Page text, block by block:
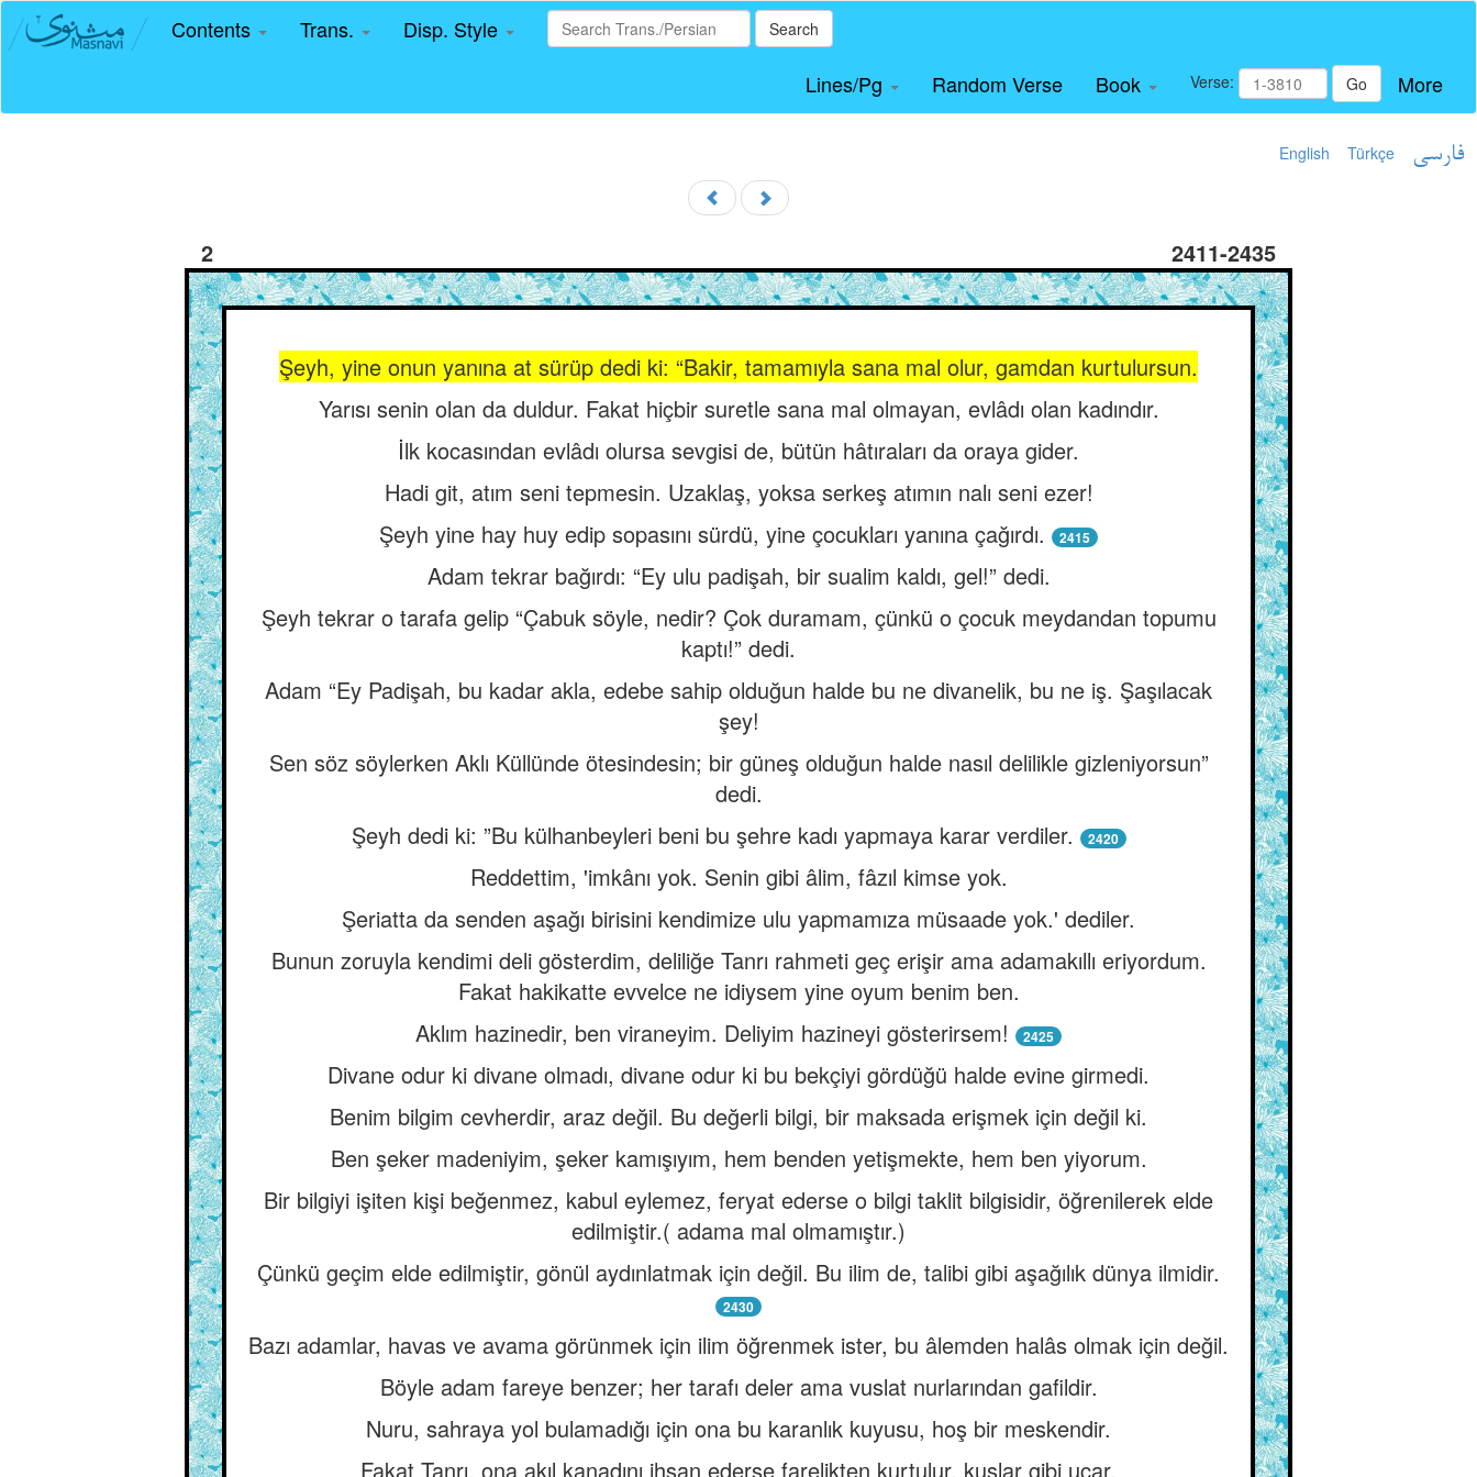
Contents Trans. Disp. Style Search
Lines/Pg Random Verse Book Verse: Go More
English Türkçe فارسی
2 2411-2435
Şeyh, yine onun yanına at sürüp dedi ki: “Bakir, tamamıyla sana mal olur, gamdan kurtulursun.
Yarısı senin olan da duldur. Fakat hiçbir suretle sana mal olmayan, evlâdı olan kadındır.
İlk kocasından evlâdı olursa sevgisi de, bütün hâtıraları da oraya gider.
Hadi git, atım seni tepmesin. Uzaklaş, yoksa serkeş atımın nalı seni ezer!
Şeyh yine hay huy edip sopasını sürdü, yine çocukları yanına çağırdı.
2415
Adam tekrar bağırdı: “Ey ulu padişah, bir sualim kaldı, gel!” dedi.
Şeyh tekrar o tarafa gelip “Çabuk söyle, nedir? Çok duramam, çünkü o çocuk meydandan topumu
kaptı!” dedi.
Adam “Ey Padişah, bu kadar akla, edebe sahip olduğun halde bu ne divanelik, bu ne iş. Şaşılacak
şey!
Sen söz söylerken Aklı Küllünde ötesindesin; bir güneş olduğun halde nasıl delilikle gizleniyorsun”
dedi.
Şeyh dedi ki: ”Bu külhanbeyleri beni bu şehre kadı yapmaya karar verdiler.
2420
Reddettim, 'imkânı yok. Senin gibi âlim, fâzıl kimse yok.
Şeriatta da senden aşağı birisini kendimize ulu yapmamıza müsaade yok.' dediler.
Bunun zoruyla kendimi deli gösterdim, deliliğe Tanrı rahmeti geç erişir ama adamakıllı eriyordum.
Fakat hakikatte evvelce ne idiysem yine oyum benim ben.
Aklım hazinedir, ben viraneyim. Deliyim hazineyi gösterirsem!
2425
Divane odur ki divane olmadı, divane odur ki bu bekçiyi gördüğü halde evine girmedi.
Benim bilgim cevherdir, araz değil. Bu değerli bilgi, bir maksada erişmek için değil ki.
Ben şeker madeniyim, şeker kamışıyım, hem benden yetişmekte, hem ben yiyorum.
Bir bilgiyi işiten kişi beğenmez, kabul eylemez, feryat ederse o bilgi taklit bilgisidir, öğrenilerek elde
edilmiştir.( adama mal olmamıştır.)
Çünkü geçim elde edilmiştir, gönül aydınlatmak için değil. Bu ilim de, talibi gibi aşağılık dünya ilmidir.
2430
Bazı adamlar, havas ve avama görünmek için ilim öğrenmek ister, bu âlemden halâs olmak için değil.
Böyle adam fareye benzer; her tarafı deler ama vuslat nurlarından gafildir.
Nuru, sahraya yol bulamadığı için ona bu karanlık kuyusu, hoş bir meskendir.
Fakat Tanrı, ona akıl kanadını ihsan ederse farelikten kurtulur, kuşlar gibi uçar.